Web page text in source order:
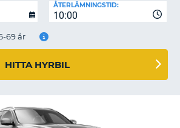
10:00
ÅTERLÄMNINGSTID:
69 år
HITTA HYRBIL